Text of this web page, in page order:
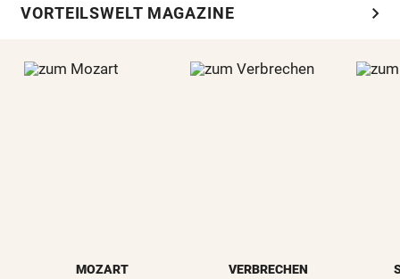
VORTEILSWELT MAGAZINE chevron_right
MOZART VERBRECHEN